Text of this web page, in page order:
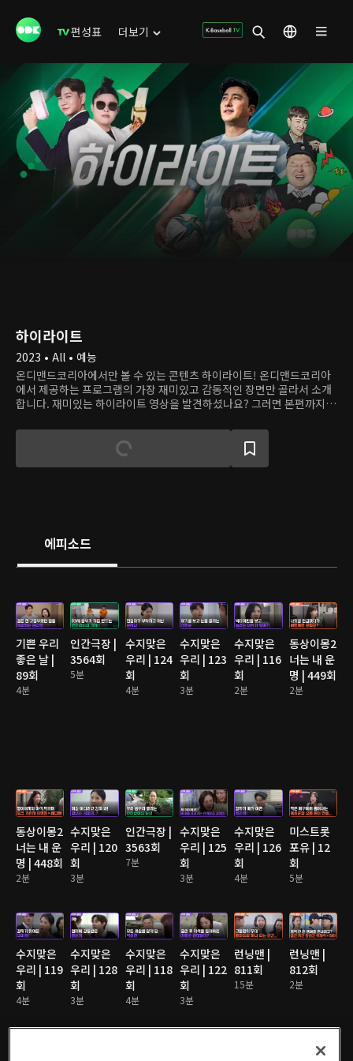
편성표 더보기
하이라이트
2023 • All • 예능
온디맨드코리아에서만 볼 수 있는 콘텐츠 하이라이트! 온디맨드코리아
에서 제공하는 프로그램의 가장 재미있고 감동적인 장면만 골라서 소개
합니다. 재미있는 하이라이트 영상을 발견하셨나요? 그러면 본편까지
에피소드
기쁜 우리
좋은 날 |
89회
4분
인간극장 |
3564회
5분
수지맞은
우리 | 124
회
4분
수지맞은
우리 | 123
회
3분
수지맞은
우리 | 116
회
2분
동상이몽2
너는 내 운
명 | 449회
2분
동상이몽2
너는 내 운
명 | 448회
2분
수지맞은
우리 | 120
회
3분
인간극장 |
3563회
7분
수지맞은
우리 | 125
회
3분
수지맞은
우리 | 126
회
4분
미스트롯
포유 | 12
회
5분
수지맞은
우리 | 119
회
4분
수지맞은
우리 | 128
회
3분
수지맞은
우리 | 118
회
4분
수지맞은
우리 | 122
회
3분
런닝맨 |
811회
15분
런닝맨 |
812회
2분